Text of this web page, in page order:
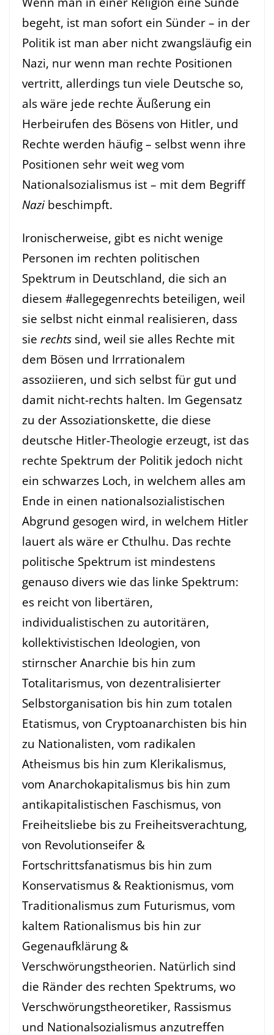
begeht, ist man sofort ein Sünder – in der
Politik ist man aber nicht zwangsläufig ein
Nazi, nur wenn man rechte Positionen
vertritt, allerdings tun viele Deutsche so,
als wäre jede rechte Äußerung ein
Herbeirufen des Bösens von Hitler, und
Rechte werden häufig – selbst wenn ihre
Positionen sehr weit weg vom
Nationalsozialismus ist – mit dem Begriff
Nazi beschimpft.
Ironischerweise, gibt es nicht wenige
Personen im rechten politischen
Spektrum in Deutschland, die sich an
diesem #allegegenrechts beteiligen, weil
sie selbst nicht einmal realisieren, dass
sie rechts sind, weil sie alles Rechte mit
dem Bösen und Irrrationalem
assoziieren, und sich selbst für gut und
damit nicht-rechts halten. Im Gegensatz
zu der Assoziationskette, die diese
deutsche Hitler-Theologie erzeugt, ist das
rechte Spektrum der Politik jedoch nicht
ein schwarzes Loch, in welchem alles am
Ende in einen nationalsozialistischen
Abgrund gesogen wird, in welchem Hitler
lauert als wäre er Cthulhu. Das rechte
politische Spektrum ist mindestens
genauso divers wie das linke Spektrum:
es reicht von libertären,
individualistischen zu autoritären,
kollektivistischen Ideologien, von
stirnscher Anarchie bis hin zum
Totalitarismus, von dezentralisierter
Selbstorganisation bis hin zum totalen
Etatismus, von Cryptoanarchisten bis hin
zu Nationalisten, vom radikalen
Atheismus bis hin zum Klerikalismus,
vom Anarchokapitalismus bis hin zum
antikapitalistischen Faschismus, von
Freiheitsliebe bis zu Freiheitsverachtung,
von Revolutionseifer &
Fortschrittsfanatismus bis hin zum
Konservatismus & Reaktionismus, vom
Traditionalismus zum Futurismus, vom
kaltem Rationalismus bis hin zur
Gegenaufklärung &
Verschwörungstheorien. Natürlich sind
die Ränder des rechten Spektrums, wo
Verschwörungstheoretiker, Rassismus
und Nationalsozialismus anzutreffen